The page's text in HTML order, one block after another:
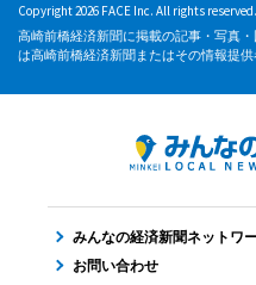
Copyright 2026 FACE Inc. All rights reserved.
高崎前橋経済新聞に掲載の記事・写真
は高崎前橋経済新聞またはその情報提供
みんなの経済新聞ネットワ
お問い合わせ